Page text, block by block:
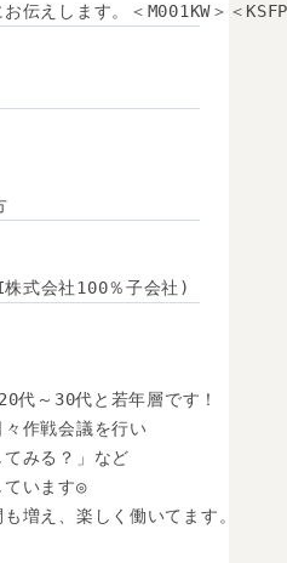
伝えします。＜M001KW＞＜
式会社100％子会社)
代～30代と若年層です！
作戦会議を行い
てみる？」など
ています◎
増え、楽しく働いてます。